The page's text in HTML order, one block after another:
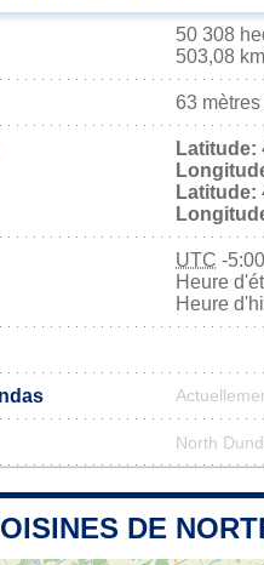
50 308
503,08
63
Latitude:
Latitude:
UTC -
Heure
Heure
North
DE